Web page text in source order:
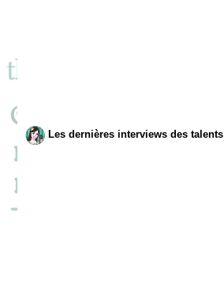
Les dernières interviews des talents